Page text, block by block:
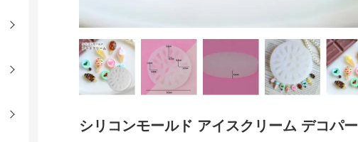
シリコンモールド アイスクリーム デコパ